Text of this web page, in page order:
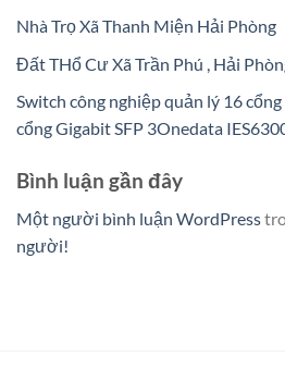
Nhà Trọ Xã Thanh Miện Hải Phòng
Đất THổ Cư Xã Trần Phú , Hải
Switch công nghiệp quản lý 16
cổng Gigabit SFP 3Onedata
Bình luận gần đây
Một người bình luận WordPress
người!